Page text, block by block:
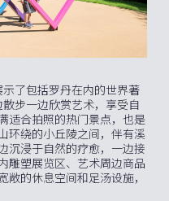
了包括罗丹在内的世界著
步一边欣赏艺术，享受自
适合拍照的热门景点，也是
环绕的小丘陵之间，伴有溪
沉浸于自然的疗愈，一边接
雕塑展览区、艺术周边商品
的休息空间和足汤设施，